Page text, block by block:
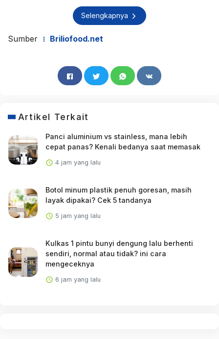
Selengkapnya
Sumber Briliofood.net
Artikel Terkait
Panci aluminium vs stainless, mana lebih
cepat panas? Kenali bedanya saat memasak
4 jam yang lalu
Botol minum plastik penuh goresan, masih
layak dipakai? Cek 5 tandanya
5 jam yang lalu
Kulkas 1 pintu bunyi dengung lalu berhenti
sendiri, normal atau tidak? ini cara
mengeceknya
6 jam yang lalu